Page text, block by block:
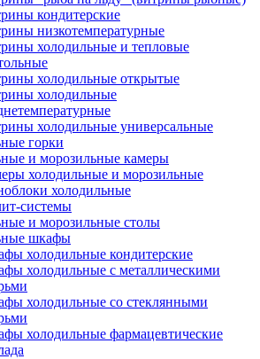
кондитерские
низкотемпературные
холодильные и тепловые
холодильные открытые
холодильные
холодильные универсальные
горки
и морозильные камеры
холодильные и морозильные
холодильные
системы
и морозильные столы
шкафы
холодильные кондитерские
холодильные с металлическими
холодильные со стеклянными
холодильные фармацевтические